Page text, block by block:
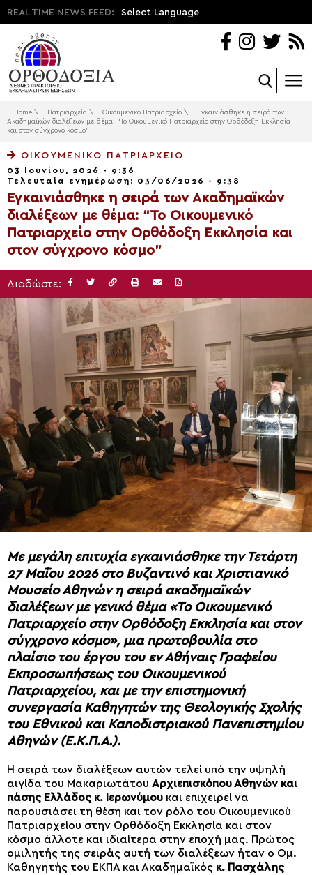
REAL TIME NEWS FEED: Select Language
Home \ Πατριαρχεία \ Οικουμενικό Πατριαρχείο \
Εγκαινιάσθηκε η σειρά των
Ακαδημαϊκών διαλέξεων με θέμα: “Το Οικουμενικό Πατριαρχείο στην Ορθόδοξη Εκκλησία
και στον σύγχρονο κόσμο”
ΟΙΚΟΥΜΕΝΙΚΌ ΠΑΤΡΙΑΡΧΕΊΟ
03 Ιουνίου, 2026 - 9:36
Τελευταία ενημέρωση: 03/06/2026 - 9:38
Εγκαινιάσθηκε η σειρά των Ακαδημαϊκών
διαλέξεων με θέμα: “Το Οικουμενικό
Πατριαρχείο στην Ορθόδοξη Εκκλησία και
στον σύγχρονο κόσμο”
Διαδώστε:
Με μεγάλη επιτυχία εγκαινιάσθηκε την Τετάρτη
27 Μαΐου 2026 στο Βυζαντινό και Χριστιανικό
Μουσείο Αθηνών η σειρά ακαδημαϊκών
διαλέξεων με γενικό θέμα «Το Οικουμενικό
Πατριαρχείο στην Ορθόδοξη Εκκλησία και στον
σύγχρονο κόσμο», μια πρωτοβουλία στο
πλαίσιο του έργου του εν Αθήναις Γραφείου
Εκπροσωπήσεως του Οικουμενικού
Πατριαρχείου, και με την επιστημονική
συνεργασία Καθηγητών της Θεολογικής Σχολής
του Εθνικού και Καποδιστριακού Πανεπιστημίου
Αθηνών (Ε.Κ.Π.Α.).
Η σειρά των διαλέξεων αυτών τελεί υπό την υψηλή
αιγίδα του Μακαριωτάτου Αρχιεπισκόπου Αθηνών και
πάσης Ελλάδος κ. Ιερωνύμου και επιχειρεί να
παρουσιάσει τη θέση και τον ρόλο του Οικουμενικού
Πατριαρχείου στην Ορθόδοξη Εκκλησία και στον
κόσμο άλλοτε και ιδιαίτερα στην εποχή μας. Πρώτος
ομιλητής της σειράς αυτή των διαλέξεων ήταν ο Ομ.
Καθηγητής του ΕΚΠΑ και Ακαδημαϊκός κ. Πασχάλης